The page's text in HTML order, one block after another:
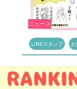
ニュース
LINEスタンプ